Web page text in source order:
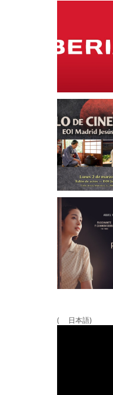
( 日本語)